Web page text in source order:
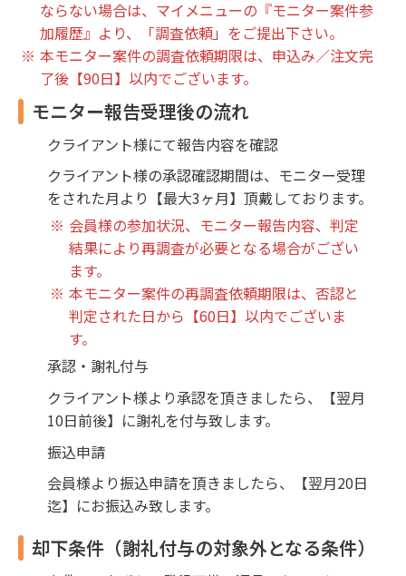
ならない場合は、マイメニューの『モニター案件参
加履歴』より、「調査依頼」をご提出下さい。
本モニター案件の調査依頼期限は、申込み／注文完
了後【90日】以内でございます。
モニター報告受理後の流れ
クライアント様にて報告内容を確認
クライアント様の承認確認期間は、モニター受理
をされた月より【最大3ヶ月】頂戴しております。
会員様の参加状況、モニター報告内容、判定
結果により再調査が必要となる場合がござい
ます。
本モニター案件の再調査依頼期限は、否認と
判定された日から【60日】以内でございま
す。
承認・謝礼付与
クライアント様より承認を頂きましたら、【翌月
10日前後】に謝礼を付与致します。
振込申請
会員様より振込申請を頂きましたら、【翌月20日
迄】にお振込み致します。
却下条件（謝礼付与の対象外となる条件）